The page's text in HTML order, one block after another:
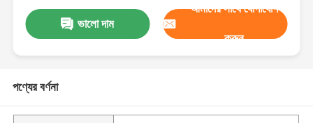
ভালো দাম
আমাদের সাথে যোগাযোগ
করুন
পণ্যের বর্ণনা